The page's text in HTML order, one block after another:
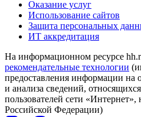
Оказание услуг
Использование сайтов
Защита персональных
ИТ аккредитация
На информационном ресурсе
рекомендательные технологии
предоставления информации на
и анализа сведений,
пользователей сети
Российской Федерации)